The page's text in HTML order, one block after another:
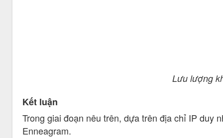
Lưu lượng
Kết luận
Trong giai đoạn nêu trên, dựa trên địa chỉ IP duy
Enneagram.